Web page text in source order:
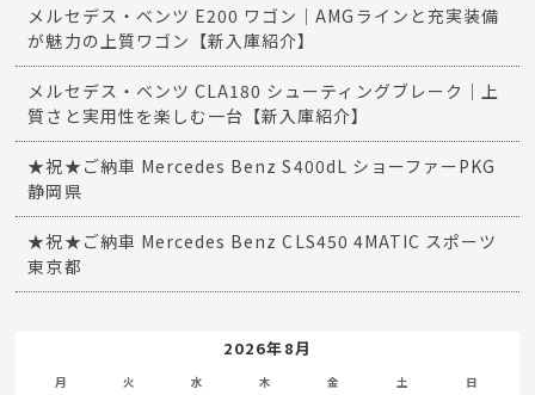
メルセデス・ベンツ E200 ワゴン｜AMGラインと充実装備
が魅力の上質ワゴン【新入庫紹介】
メルセデス・ベンツ CLA180 シューティングブレーク｜上
質さと実用性を楽しむ一台【新入庫紹介】
★祝★ご納車 Mercedes Benz S400dL ショーファーPKG
静岡県
★祝★ご納車 Mercedes Benz CLS450 4MATIC スポーツ
東京都
2026年8月
月 火 水 木 金 土 日